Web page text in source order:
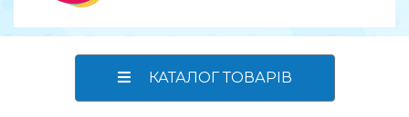
КАТАЛОГ ТОВАРІВ